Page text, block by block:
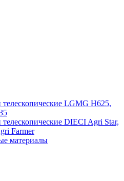
телескопические LGMG H625,
телескопические DIECI Agri Star,
Farmer
материалы